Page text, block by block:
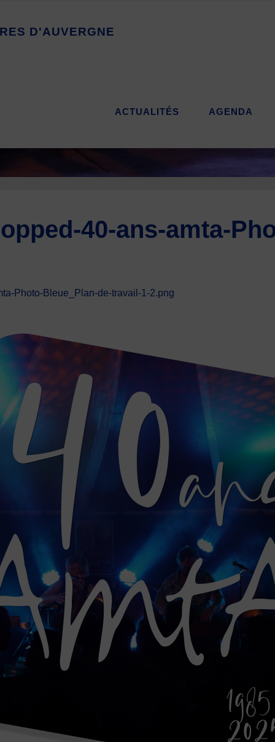
RES D'AUVERGNE
ACTUALITÉS AGENDA
40-ans-amta-
Photo-Bleue_Plan-de-travail-1-2.png